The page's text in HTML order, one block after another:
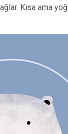
Kısa ama